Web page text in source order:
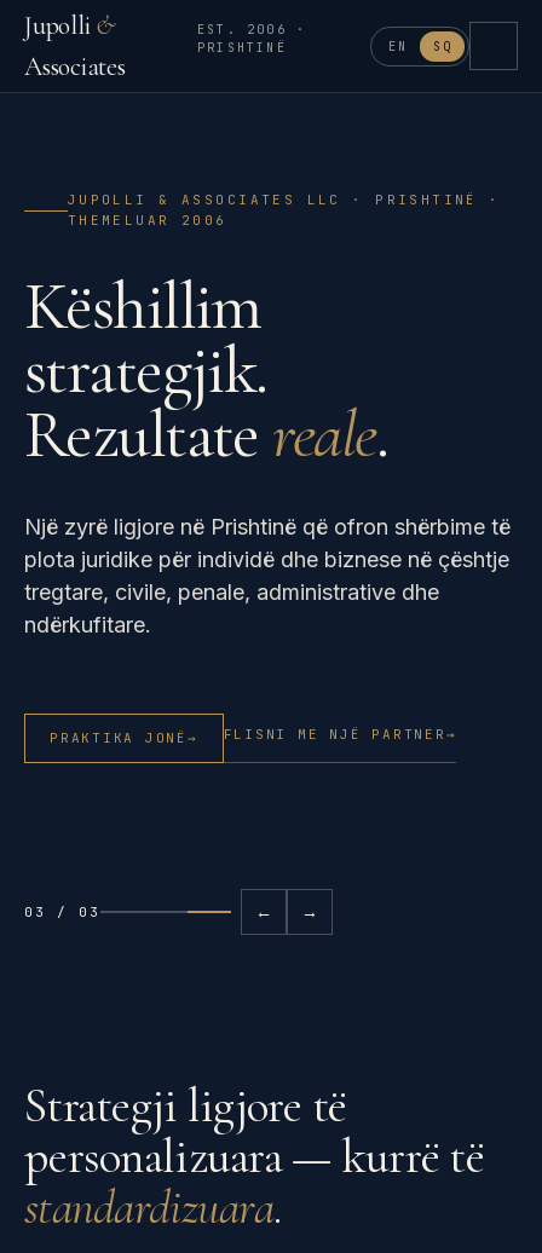
Jupolli&
Associates
EST. 2006 ·
PRISHTINË
EN SQ
JUPOLLI & ASSOCIATES LLC · PRISHTINË ·
THEMELUAR 2006
Këshillim
strategjik.
Rezultate reale.
Një zyrë ligjore në Prishtinë që ofron shërbime të
plota juridike për individë dhe biznese në çështje
tregtare, civile, penale, administrative dhe
ndërkufitare.
PRAKTIKA JONË → FLISNI ME NJË PARTNER →
03 / 03 ← →
Strategji ligjore të
personalizuara — kurrë të
standardizuara.